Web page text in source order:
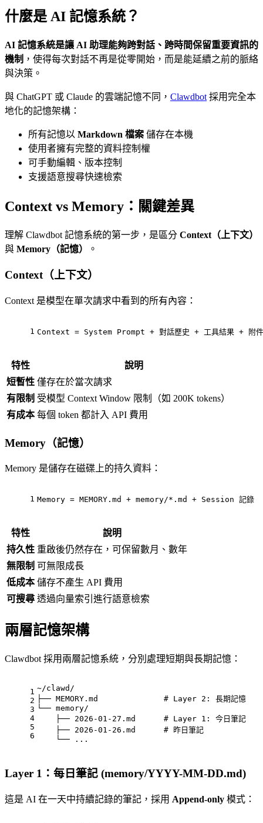
什麼是 AI 記憶系統？
AI 記憶系統是讓 AI 助理能夠跨對話、跨時間保留重要資訊的
機制 ，使得每次對話不再是從零開始，而是能延續之前的脈絡
與決策。
與 ChatGPT 或 Claude 的雲端記憶不同， Clawdbot 採用完全本
地化的記憶架構：
所有記憶以 Markdown 檔案 儲存在本機
使用者擁有完整的資料控制權
可手動編輯、版本控制
支援語意搜尋快速檢索
Context vs Memory：關鍵差異
理解 Clawdbot 記憶系統的第一步，是區分 Context（上下文）
與 Memory（記憶） 。
Context（上下文）
Context 是模型在單次請求中看到的所有內容：
1 Context = System Prompt + 對話歷史 + 工具結果 + 附件
特性
說明
短暫性 僅存在於當次請求
有限制 受模型 Context Window 限制（如 200K tokens）
有成本 每個 token 都計入 API 費用
Memory（記憶）
Memory 是儲存在磁碟上的持久資料：
1 Memory = MEMORY.md + memory/*.md + Session 記錄
特性
說明
持久性 重啟後仍然存在，可保留數月、數年
無限制 可無限成長
低成本 儲存不產生 API 費用
可搜尋 透過向量索引進行語意檢索
兩層記憶架構
Clawdbot 採用兩層記憶系統，分別處理短期與長期記憶：
1
2
3
4
5
6
~/clawd/
├── MEMORY.md              # Layer 2: 長期記憶
└── memory/
    ├── 2026-01-27.md      # Layer 1: 今日筆記
    ├── 2026-01-26.md      # 昨日筆記
    └── ...
Layer 1：每日筆記 (memory/YYYY-MM-DD.md)
這是 AI 在一天中持續記錄的筆記，採用 Append-only 模式：